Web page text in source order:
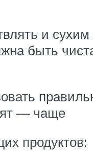
и
быть
— чаще
продуктов: